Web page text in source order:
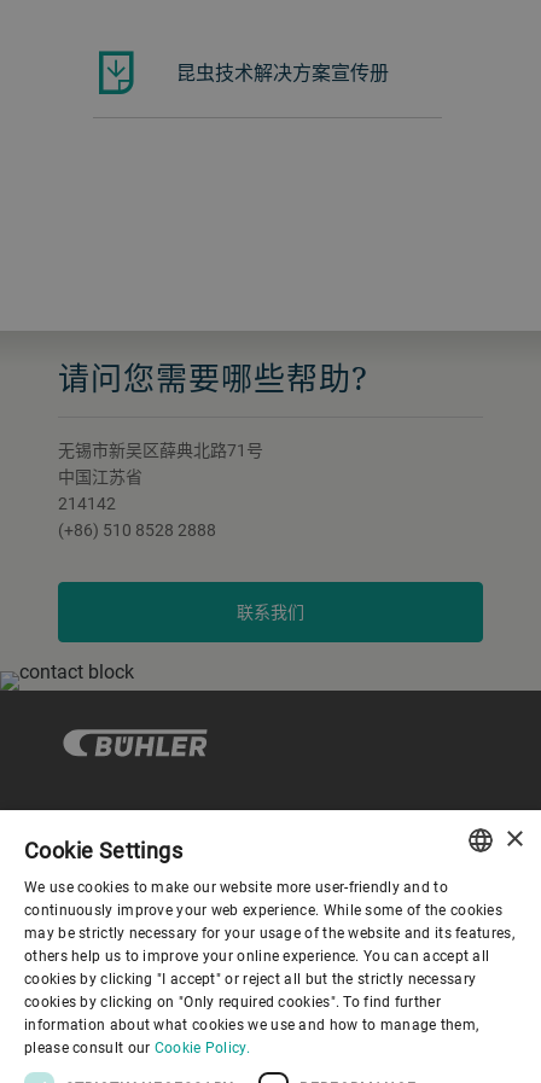
昆虫技术解决方案宣传册
请问您需要哪些帮助?
无锡市新吴区薛典北路71号
中国江苏省
214142
(+86) 510 8528 2888
联系我们
企业与合规
关于布勒
联系我们
ENGLISH
SPANISH
GERMAN
FRENCH
×
Cookie Settings
We use cookies to make our website more user-friendly and to
continuously improve your web experience. While some of the cookies
may be strictly necessary for your usage of the website and its features,
others help us to improve your online experience. You can accept all
cookies by clicking "I accept" or reject all but the strictly necessary
cookies by clicking on "Only required cookies". To find further
information about what cookies we use and how to manage them,
please consult our Cookie Policy.